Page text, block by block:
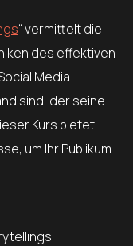
“ vermittelt die
des effektiven
Media
sind, der seine
Kurs bietet
um Ihr Publikum